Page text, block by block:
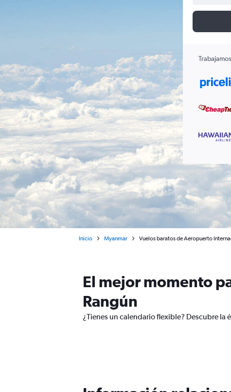
Inicio Myanmar Vuelos baratos de Aeropuerto
El mejor momento
Rangún
¿Tienes un calendario flexible? Descubre